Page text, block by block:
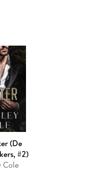
hij haar hart.
overhalen tot een
hij zichzelf te
en vertrouwt hij
zij hem wel
(De
#2)
Cole